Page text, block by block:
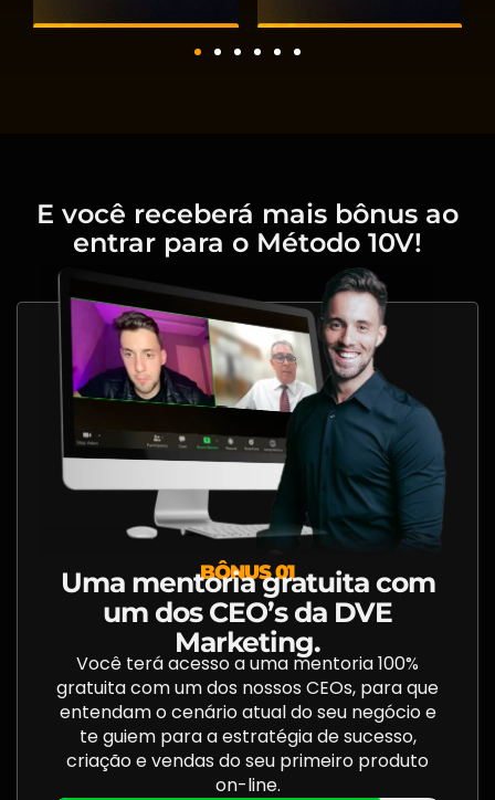
E você receberá mais bônus ao
entrar para o Método 10V!
BÔNUS 01
Uma mentoria gratuita com
um dos CEO’s da DVE
Marketing.
Você terá acesso a uma mentoria 100%
gratuita com um dos nossos CEOs, para que
entendam o cenário atual do seu negócio e
te guiem para a estratégia de sucesso,
criação e vendas do seu primeiro produto
on-line.